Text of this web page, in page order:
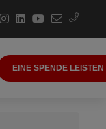
EINE SPENDE LEISTEN